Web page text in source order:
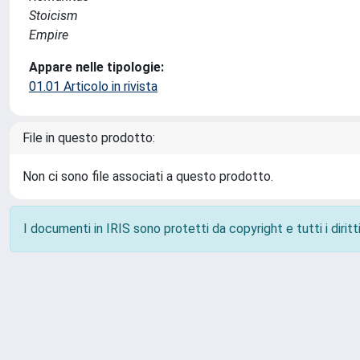
Stoicism
Empire
Appare nelle tipologie:
01.01 Articolo in rivista
File in questo prodotto:
Non ci sono file associati a questo prodotto.
I documenti in IRIS sono protetti da copyright e tutti i